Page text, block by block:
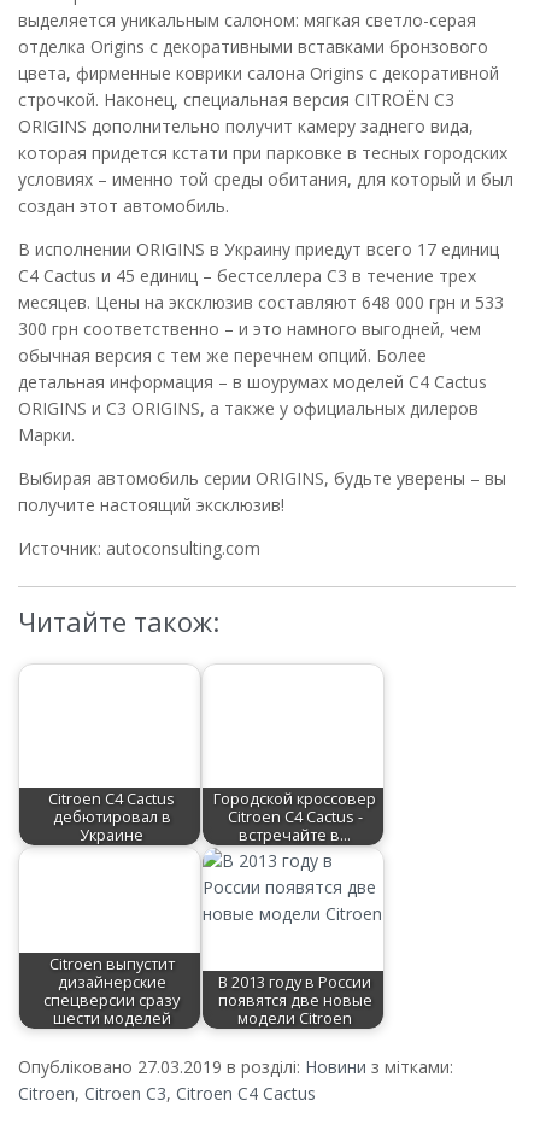
выделяется уникальным салоном: мягкая светло-серая
отделка Origins с декоративными вставками бронзового
цвета, фирменные коврики салона Origins с декоративной
строчкой. Наконец, специальная версия CITROЁN C3
ORIGINS дополнительно получит камеру заднего вида,
которая придется кстати при парковке в тесных городских
условиях – именно той среды обитания, для который и был
создан этот автомобиль.
В исполнении ORIGINS в Украину приедут всего 17 единиц
C4 Cactus и 45 единиц – бестселлера C3 в течение трех
месяцев. Цены на эксклюзив составляют 648 000 грн и 533
300 грн соответственно – и это намного выгодней, чем
обычная версия с тем же перечнем опций. Более
детальная информация – в шоурумах моделей C4 Cactus
ORIGINS и C3 ORIGINS, а также у официальных дилеров
Марки.
Выбирая автомобиль серии ORIGINS, будьте уверены – вы
получите настоящий эксклюзив!
Источник: autoconsulting.com
Читайте також:
Citroen C4 Cactus
дебютировал в
Украине
Городской кроссовер
Citroen C4 Cactus -
встречайте в…
Citroen выпустит
дизайнерские
спецверсии сразу
шести моделей
В 2013 году в России
появятся две новые
модели Citroen
Опубліковано 27.03.2019 в розділі: Новини з мітками:
Citroen, Citroen C3, Citroen C4 Cactus